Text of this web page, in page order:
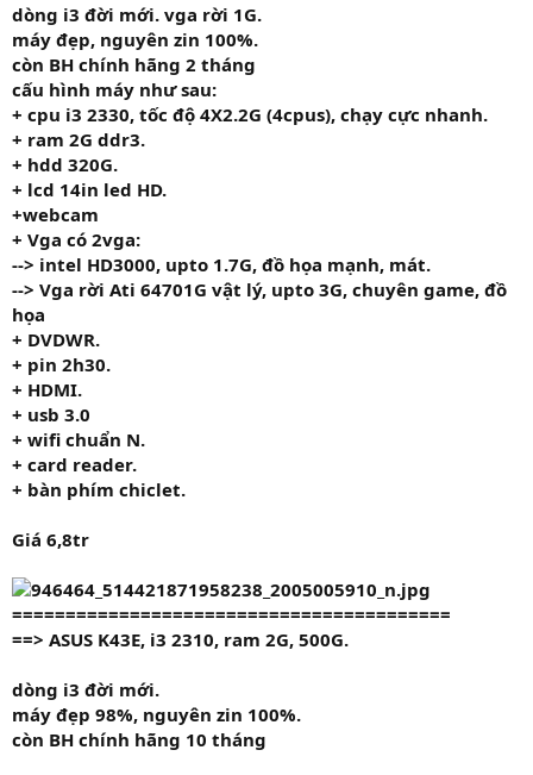
dòng i3 đời mới. vga rời 1G.
máy đẹp, nguyên zin 100%.
còn BH chính hãng 2 tháng
cấu hình máy như sau:
+ cpu i3 2330, tốc độ 4X2.2G (4cpus), chạy cực nhanh.
+ ram 2G ddr3.
+ hdd 320G.
+ lcd 14in led HD.
+webcam
+ Vga có 2vga:
--> intel HD3000, upto 1.7G, đồ họa mạnh, mát.
--> Vga rời Ati 64701G vật lý, upto 3G, chuyên game, đồ
họa
+ DVDWR.
+ pin 2h30.
+ HDMI.
+ usb 3.0
+ wifi chuẩn N.
+ card reader.
+ bàn phím chiclet.
Giá 6,8tr
=========================================
==> ASUS K43E, i3 2310, ram 2G, 500G.
dòng i3 đời mới.
máy đẹp 98%, nguyên zin 100%.
còn BH chính hãng 10 tháng